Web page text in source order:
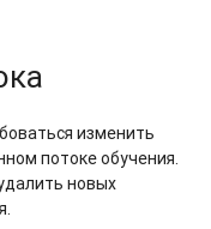
изменить
потоке обучения.
новых